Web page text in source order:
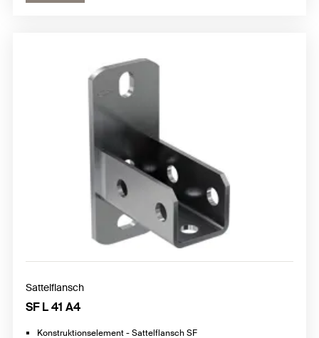
Sattelflansch
SF L 41 A4
Konstruktionselement - Sattelflansch SF